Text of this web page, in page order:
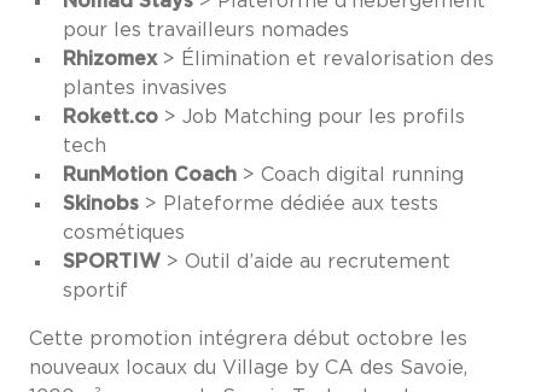
pour les travailleurs nomades
Rhizomex > Élimination et revalorisation des
plantes invasives
Rokett.co > Job Matching pour les profils
tech
RunMotion Coach > Coach digital running
Skinobs > Plateforme dédiée aux tests
cosmétiques
SPORTIW > Outil d’aide au recrutement
sportif
Cette promotion intégrera début octobre les
nouveaux locaux du Village by CA des Savoie,